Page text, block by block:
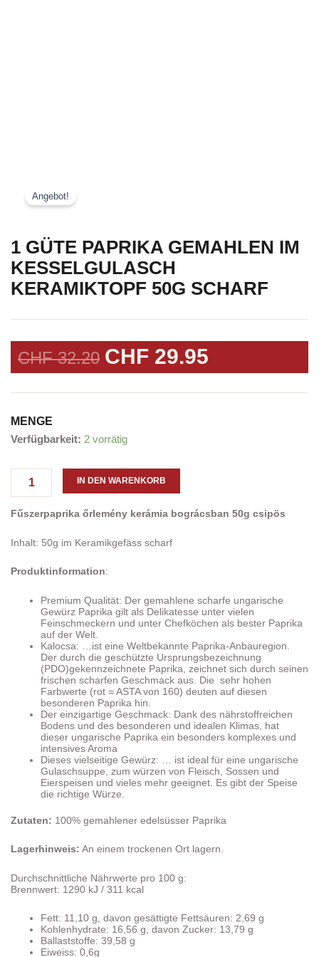
Angebot!
1 GÜTE PAPRIKA GEMAHLEN IM
KESSELGULASCH
KERAMIKTOPF 50G SCHARF
CHF32.20 URSPRÜNGLICHER
PREIS
WAR:
CHF 29.95
PREIS
IST:
MENGE
Verfügbarkeit: 2 vorrätig
1
gemahlen
Keramiktopf
scharf
IN DEN WARENKORB
Fűszerpaprika őrlemény kerámia bográcsban 50g csipös
Inhalt: 50g im Keramikgefäss scharf
Produktinformation:
Premium Qualität: Der gemahlene scharfe ungarische
Gewürz Paprika gilt als Delikatesse unter vielen
Feinschmeckern und unter Chefköchen als bester Paprika
auf der Welt.
Kalocsa: …ist eine Weltbekannte Paprika-Anbauregion.
Der durch die geschützte Ursprungsbezeichnung
(PDO)gekennzeichnete Paprika, zeichnet sich durch seinen
frischen scharfen Geschmack aus. Die sehr hohen
Farbwerte (rot = ASTA von 160) deuten auf diesen
besonderen Paprika hin.
Der einzigartige Geschmack: Dank des nährstoffreichen
Bodens und des besonderen und idealen Klimas, hat
dieser ungarische Paprika ein besonders komplexes und
intensives Aroma
Dieses vielseitige Gewürz: … ist ideal für eine ungarische
Gulaschsuppe, zum würzen von Fleisch, Sossen und
Eierspeisen und vieles mehr geeignet. Es gibt der Speise
die richtige Würze.
Zutaten: 100% gemahlener edelsüsser Paprika
Lagerhinweis: An einem trockenen Ort lagern.
Durchschnittliche Nährwerte pro 100 g:
Brennwert: 1290 kJ / 311 kcal
Fett: 11,10 g, davon gesättigte Fettsäuren: 2,69 g
Kohlenhydrate: 16,56 g, davon Zucker: 13,79 g
Ballaststoffe: 39,58 g
Eiweiss: 0,6g